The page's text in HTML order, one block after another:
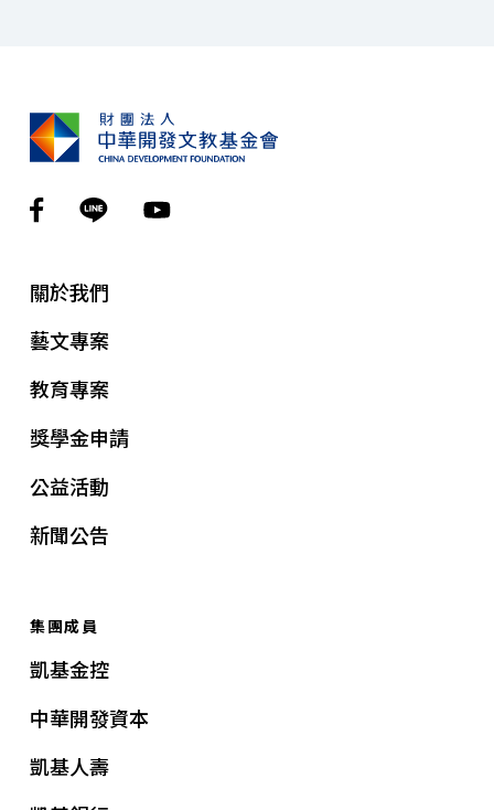
關於我們
藝文專案
教育專案
獎學金申請
公益活動
新聞公告
集團成員
凱基金控
中華開發資本
凱基人壽